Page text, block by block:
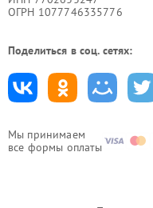
Мы принимаем
все формы оплаты
ОГРН 1077746335776
Поделиться в соц. сетях: